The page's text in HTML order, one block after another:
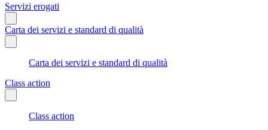
Servizi erogati
Carta dei servizi e standard di qualità
Carta dei servizi e standard di qualità
Class action
Class action